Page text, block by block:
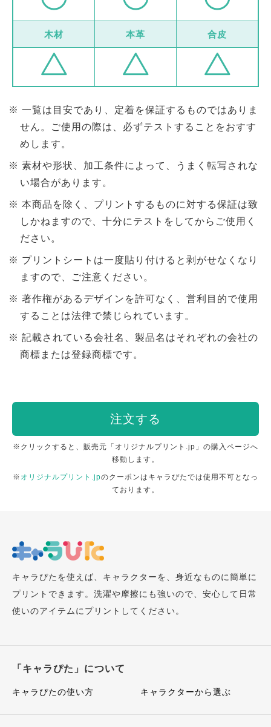
木材 本革 合皮
一覧は目安であり、定着を保証するものではありま
せん。ご使用の際は、必ずテストすることをおすす
めします。
素材や形状、加工条件によって、うまく転写されな
い場合があります。
本商品を除く、プリントするものに対する保証は致
しかねますので、十分にテストをしてからご使用く
ださい。
プリントシートは一度貼り付けると剥がせなくなり
ますので、ご注意ください。
著作権があるデザインを許可なく、営利目的で使用
することは法律で禁じられています。
記載されている会社名、製品名はそれぞれの会社の
商標または登録商標です。
注文する
※クリックすると、販売元「オリジナルプリント.jp」の購入ページへ
移動します。
※ オリジナルプリント.jpのクーポンはキャラぴたでは使用不可となっ
ております。
キャラぴたを使えば、キャラクターを、身近なものに簡単に
プリントできます。洗濯や摩擦にも強いので、安心して日常
使いのアイテムにプリントしてください。
「キャラぴた」について
キャラぴたの使い方 キャラクターから選ぶ